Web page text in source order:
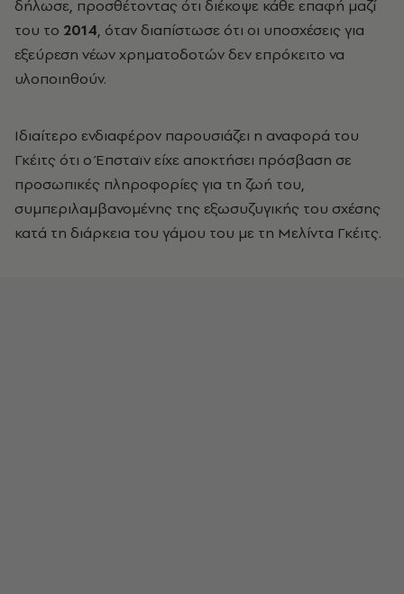
δήλωσε, προσθέτοντας ότι διέκοψε κάθε επαφή μαζί
του το 2014, όταν διαπίστωσε ότι οι υποσχέσεις για
εξεύρεση νέων χρηματοδοτών δεν επρόκειτο να
υλοποιηθούν.
Ιδιαίτερο ενδιαφέρον παρουσιάζει η αναφορά του
Γκέιτς ότι ο Έπσταϊν είχε αποκτήσει πρόσβαση σε
προσωπικές πληροφορίες για τη ζωή του,
συμπεριλαμβανομένης της εξωσυζυγικής του σχέσης
κατά τη διάρκεια του γάμου του με τη Μελίντα Γκέιτς.